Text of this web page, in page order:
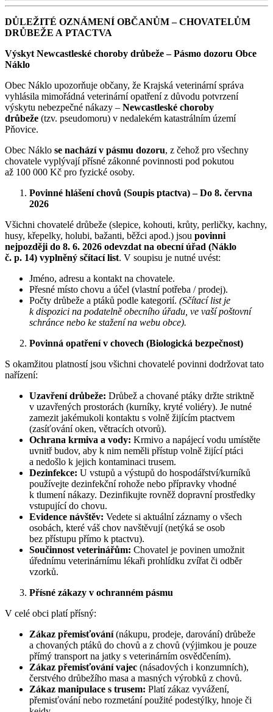
DŮLEŽITÉ OZNÁMENÍ OBČANŮM – CHOVATELŮM
DRŮBEŽE A PTACTVA
Výskyt Newcastleské choroby drůbeže – Pásmo dozoru Obce
Náklo
Obec Náklo upozorňuje občany, že Krajská veterinární správa
vyhlásila mimořádná veterinární opatření z důvodu potvrzení
výskytu nebezpečné nákazy – Newcastleské choroby
drůbeže (tzv. pseudomoru) v nedalekém katastrálním území
Pňovice.
Obec Náklo se nachází v pásmu dozoru, z čehož pro všechny
chovatele vyplývají přísné zákonné povinnosti pod pokutou
až 100 000 Kč pro fyzické osoby.
Povinné hlášení chovů (Soupis ptactva) – Do 8. června
2026
Všichni chovatelé drůbeže (slepice, kohouti, krůty, perličky, kachny,
husy, křepelky, holubi, bažanti, běžci apod.) jsou povinni
nejpozději do 8. 6. 2026 odevzdat na obecní úřad (Náklo
č. p. 14) vyplněný sčítací list. V soupisu je nutné uvést:
Jméno, adresu a kontakt na chovatele.
Přesné místo chovu a účel (vlastní potřeba / prodej).
Počty drůbeže a ptáků podle kategorií. (Sčítací list je
k dispozici na podatelně obecního úřadu, ve vaší poštovní
schránce nebo ke stažení na webu obce).
Povinná opatření v chovech (Biologická bezpečnost)
S okamžitou platností jsou všichni chovatelé povinni dodržovat tato
nařízení:
Uzavření drůbeže: Drůbež a chované ptáky držte striktně
v uzavřených prostorách (kurníky, kryté voliéry). Je nutné
zamezit jakémukoli kontaktu s volně žijícím ptactvem
(zasíťování oken, větracích otvorů).
Ochrana krmiva a vody: Krmivo a napájecí vodu umístěte
uvnitř budov, aby k nim neměli přístup volně žijící ptáci
a nedošlo k jejich kontaminaci trusem.
Dezinfekce: U vstupů a výstupů do hospodářství/kurníků
používejte dezinfekční rohože nebo přípravky vhodné
k tlumení nákazy. Dezinfikujte rovněž dopravní prostředky
vstupující do chovu.
Evidence návštěv: Vedete si aktuální záznamy o všech
osobách, které váš chov navštěvují (netýká se osob
bez přístupu přímo k ptactvu).
Součinnost veterinářům: Chovatel je povinen umožnit
úřednímu veterinárnímu lékaři prohlídku zvířat či odběr
vzorků.
Přísné zákazy v ochranném pásmu
V celé obci platí přísný:
Zákaz přemisťování(nákupu, prodeje, darování) drůbeže
a chovaných ptáků do chovů a z chovů (výjimkou je pouze
přímý transport na jatky s veterinárním osvědčením).
Zákaz přemisťování vajec (násadových i konzumních),
čerstvého drůbežího masa a masných výrobků z chovů.
Zákaz manipulace s trusem: Platí zákaz vyvážení,
přemisťování nebo rozmetání použité podestýlky, hnoje či